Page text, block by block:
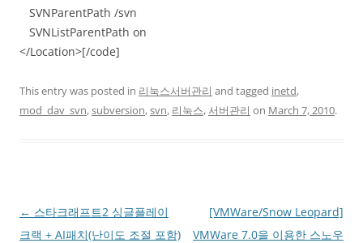
SVNParentPath /svn
SVNListParentPath on
</Location>[/code]
This entry was posted in 리눅스서버관리 and tagged inetd,
mod_dav_svn,subversion,svn, 리눅스, 서버관리 on March 7, 2010.
Post
navigation
← 스타크래프트2 싱글플레이
크랙 + AI패치(난이도 조절 포함)
[VMWare/Snow Leopard]
VMWare 7.0을 이용한 스노우